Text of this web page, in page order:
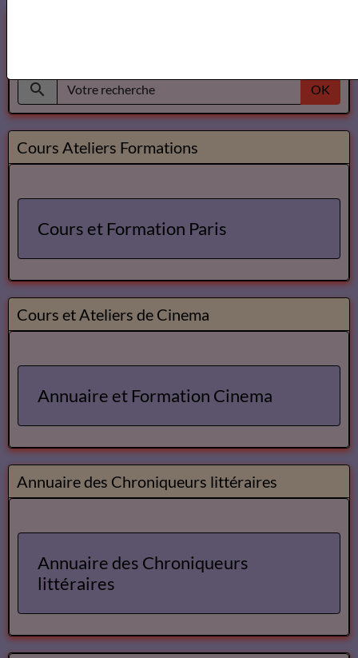
OK
Cours Ateliers Formations
Cours et Formation Paris
Cours et Ateliers de Cinema
Annuaire et Formation Cinema
Annuaire des Chroniqueurs littéraires
Annuaire des Chroniqueurs
littéraires